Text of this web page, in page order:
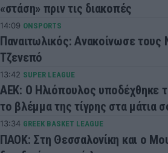
«στάση» πριν τις διακοπές
14:09 ONSPORTS
Παναιτωλικός: Ανακοίνωσε τους
Τζενεπό
13:42 SUPER LEAGUE
ΑΕΚ: Ο Ηλιόπουλος υποδέχθηκε
το βλέμμα της τίγρης στα μάτια
13:34 GREEK BASKET LEAGUE
ΠΑΟΚ: Στη Θεσσαλονίκη και ο